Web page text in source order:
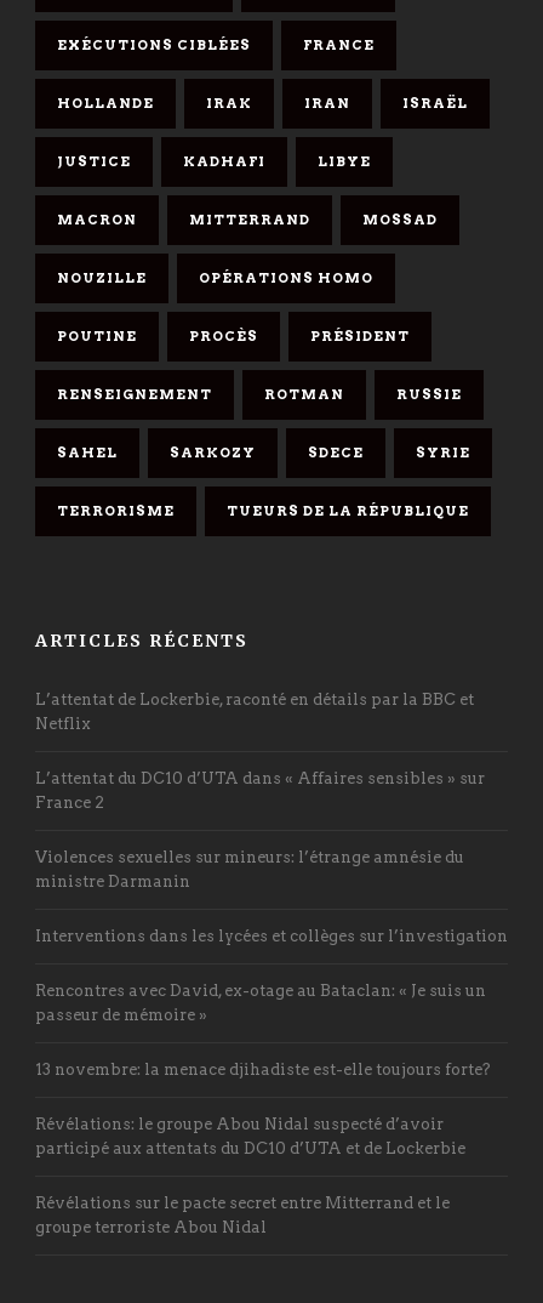
EXÉCUTIONS CIBLÉES FRANCE
HOLLANDE IRAK IRAN ISRAËL
JUSTICE KADHAFI LIBYE
MACRON MITTERRAND MOSSAD
NOUZILLE OPÉRATIONS HOMO
POUTINE PROCÈS PRÉSIDENT
RENSEIGNEMENT ROTMAN RUSSIE
SAHEL SARKOZY SDECE SYRIE
TERRORISME TUEURS DE LA RÉPUBLIQUE
ARTICLES RÉCENTS
L’attentat de Lockerbie, raconté en détails par la BBC et
Netflix
L’attentat du DC10 d’UTA dans « Affaires sensibles » sur
France 2
Violences sexuelles sur mineurs: l’étrange amnésie du
ministre Darmanin
Interventions dans les lycées et collèges sur l’investigation
Rencontres avec David, ex-otage au Bataclan: « Je suis un
passeur de mémoire »
13 novembre: la menace djihadiste est-elle toujours forte?
Révélations: le groupe Abou Nidal suspecté d’avoir
participé aux attentats du DC10 d’UTA et de Lockerbie
Révélations sur le pacte secret entre Mitterrand et le
groupe terroriste Abou Nidal